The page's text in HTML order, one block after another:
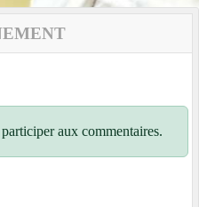
aux commentaires.